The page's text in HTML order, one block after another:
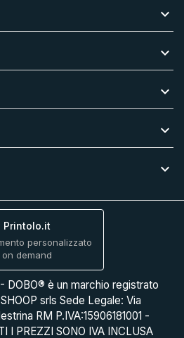





Printolo.it
personalizzato
on demand
DOBO® è un marchio registrato
srls Sede Legale: Via
RM P.IVA:15906181001 -
I PREZZI SONO IVA INCLUSA